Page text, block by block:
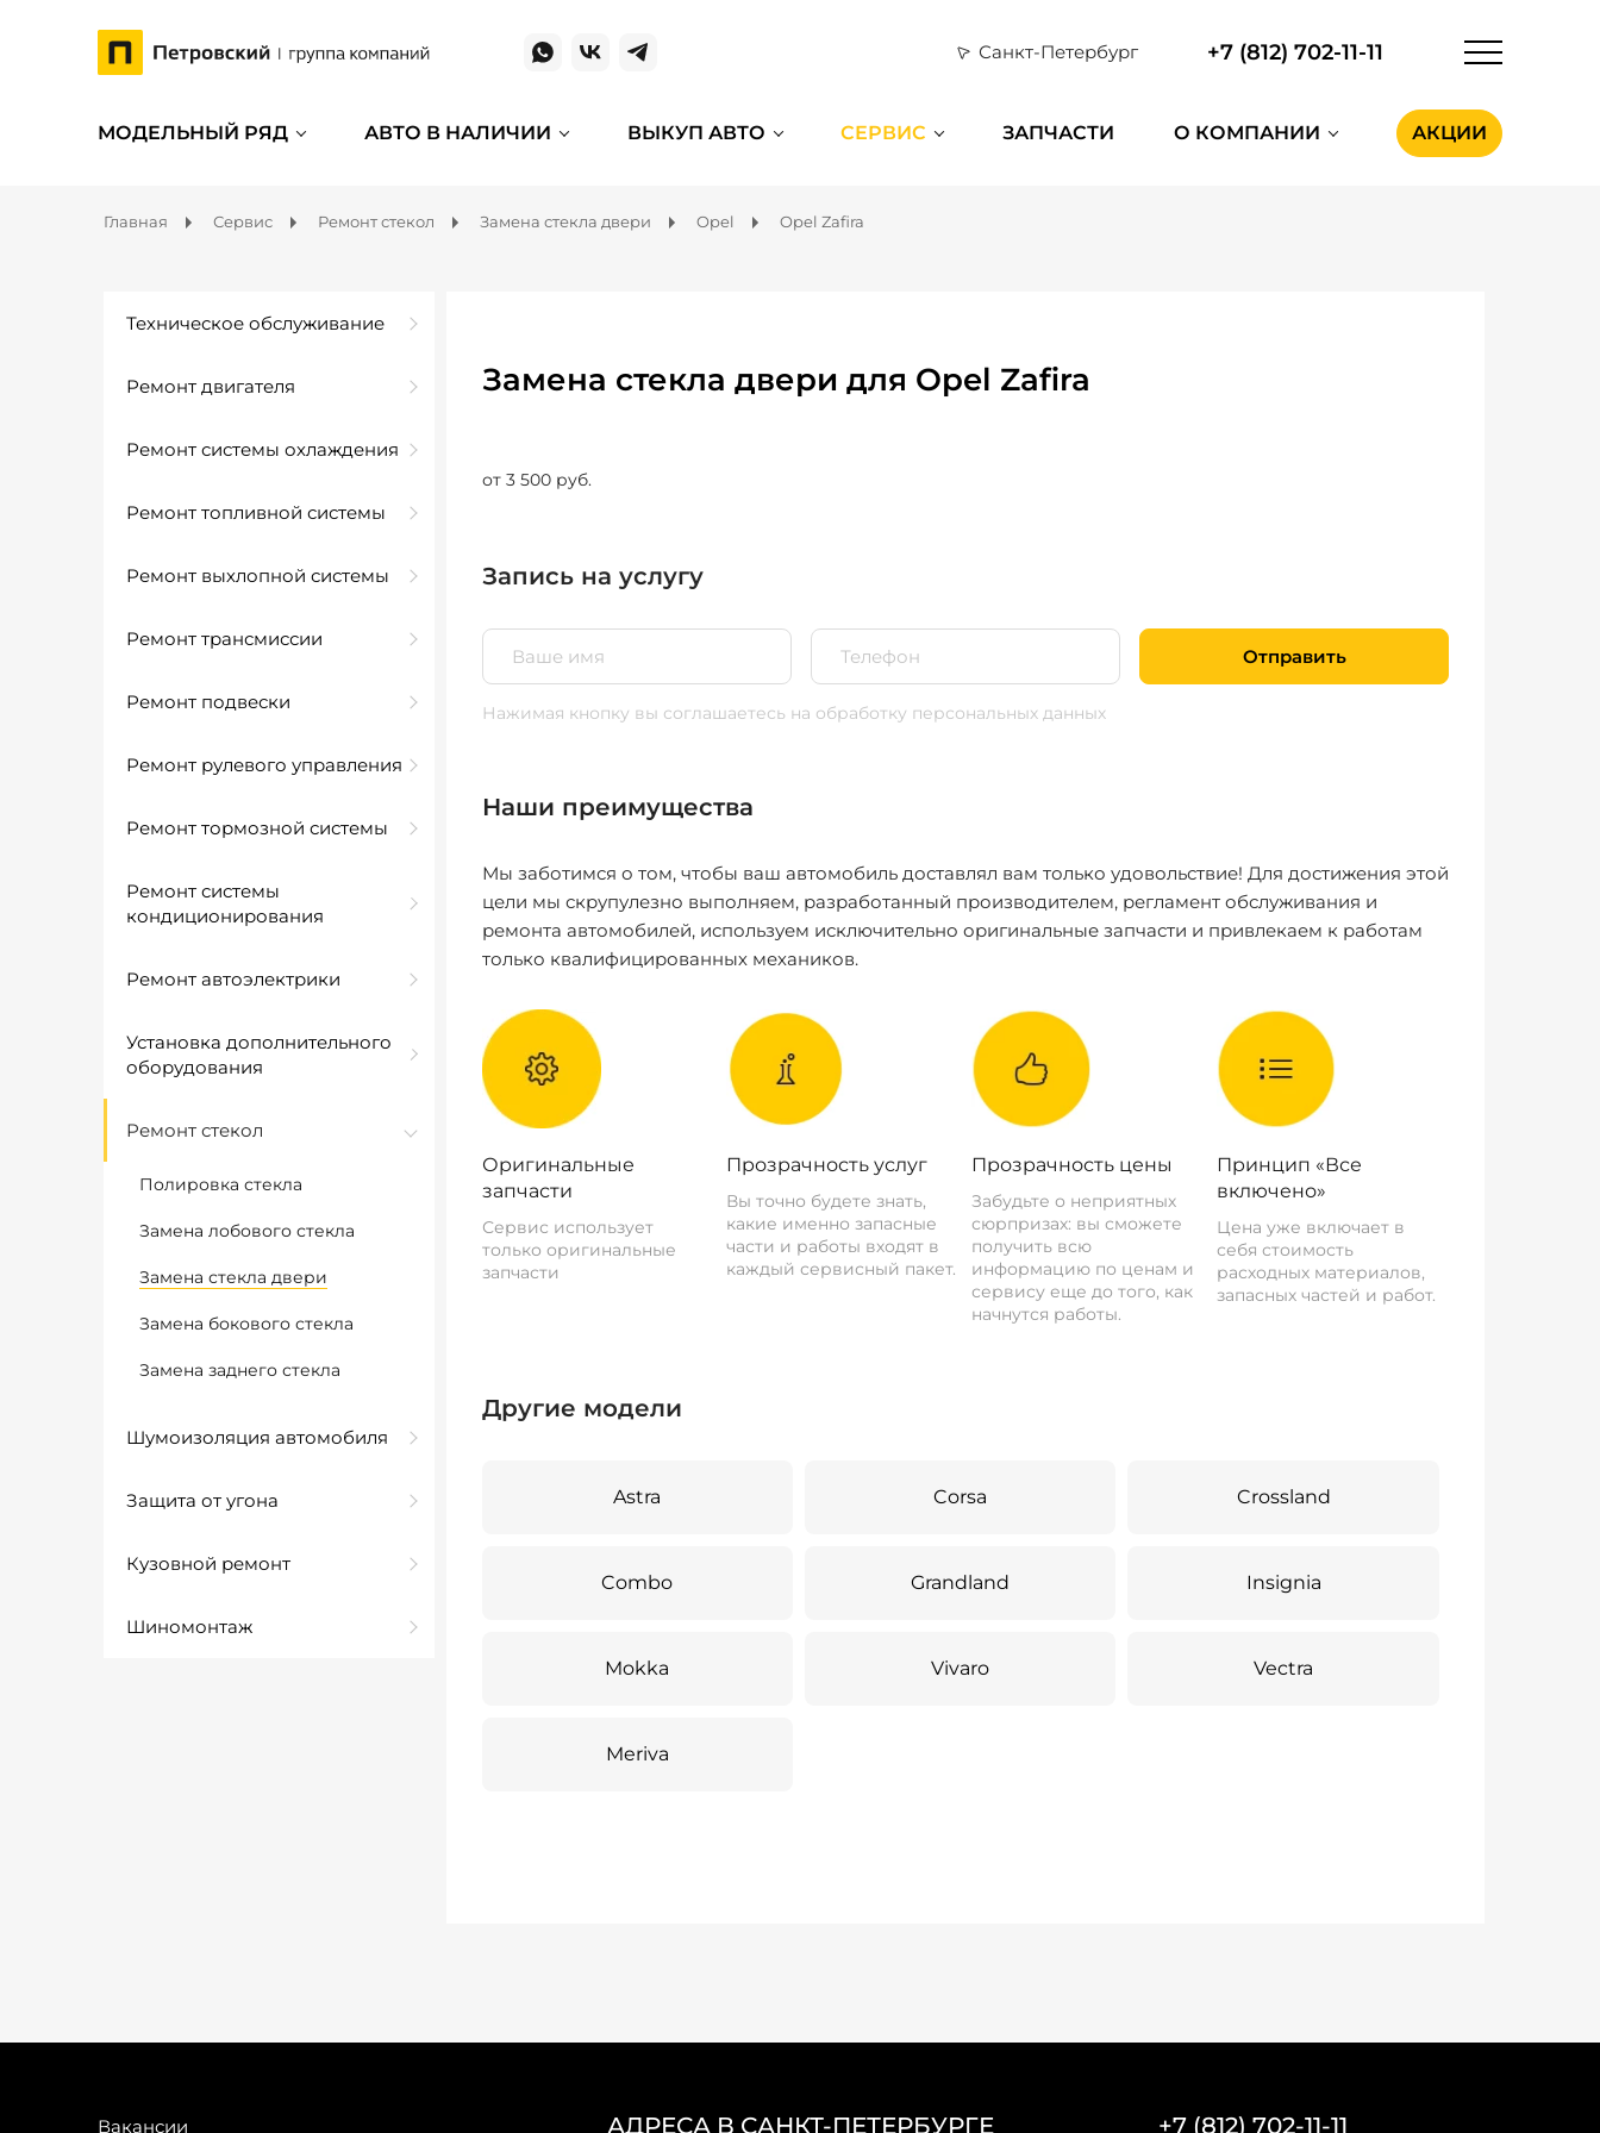
Санкт-Петербург +7 (812) 702-11-11
МОДЕЛЬНЫЙ РЯД АВТО В НАЛИЧИИ ВЫКУП АВТО СЕРВИС ЗАПЧАСТИ О КОМПАНИИ АКЦИИ
Главная Сервис Ремонт стекол Замена стекла двери Opel Opel Zafira
Техническое обслуживание
Ремонт двигателя
Ремонт системы охлаждения
Ремонт топливной системы
Ремонт выхлопной системы
Ремонт трансмиссии
Ремонт подвески
Ремонт рулевого управления
Ремонт тормозной системы
Ремонт системы
кондиционирования
Ремонт автоэлектрики
Установка дополнительного
оборудования
Ремонт стекол
Полировка стекла
Замена лобового стекла
Замена стекла двери
Замена бокового стекла
Замена заднего стекла
Шумоизоляция автомобиля
Защита от угона
Кузовной ремонт
Шиномонтаж
Замена стекла двери для Opel Zafira
от 3 500 руб.
Запись на услугу
Отправить
Нажимая кнопку вы соглашаетесь на обработку персональных данных
Наши преимущества
Мы заботимся о том, чтобы ваш автомобиль доставлял вам только удовольствие! Для достижения этой
цели мы скрупулезно выполняем, разработанный производителем, регламент обслуживания и
ремонта автомобилей, используем исключительно оригинальные запчасти и привлекаем к работам
только квалифицированных механиков.
Оригинальные
запчасти
Сервис использует
только оригинальные
запчасти
Прозрачность услуг
Вы точно будете знать,
какие именно запасные
части и работы входят в
каждый сервисный пакет.
Прозрачность цены
Забудьте о неприятных
сюрпризах: вы сможете
получить всю
информацию по ценам и
сервису еще до того, как
начнутся работы.
Принцип «Все
включено»
Цена уже включает в
себя стоимость
расходных материалов,
запасных частей и работ.
Другие модели
Astra Corsa Crossland
Combo Grandland Insignia
Mokka Vivaro Vectra
Meriva
Вакансии АДРЕСА В САНКТ-ПЕТЕРБУРГЕ +7 (812) 702-11-11